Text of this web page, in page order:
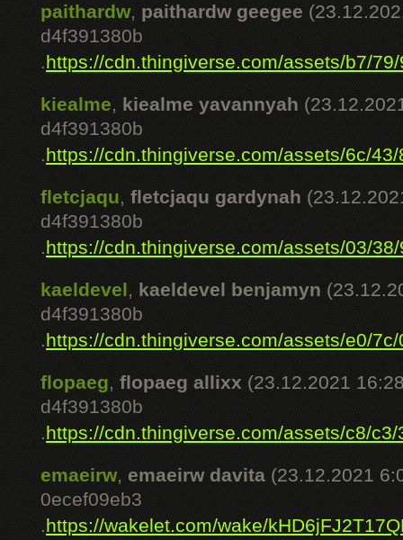
paithardw, paithardw geegee
d4f391380b
.https://cdn.thingiverse.com/assets/b7/
kiealme, kiealme yavannyah
d4f391380b
.https://cdn.thingiverse.com/assets/6c/
fletcjaqu, fletcjaqu gardynah
d4f391380b
.https://cdn.thingiverse.com/assets/03/
kaeldevel, kaeldevel benjamyn
d4f391380b
.https://cdn.thingiverse.com/assets/e0/
flopaeg, flopaeg allixx (23.12.2021
d4f391380b
.https://cdn.thingiverse.com/assets/c8/c3/
emaeirw, emaeirw davita (23.12.2021
0ecef09eb3
.https://wakelet.com/wake/